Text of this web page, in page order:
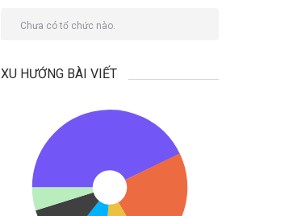
Chưa có tổ chức nào.
XU HƯỚNG BÀI VIẾT